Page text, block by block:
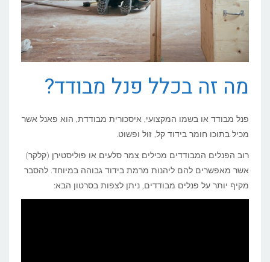
מה זה בכלל פנל מבודד?
פנל מבודד או בשמו המקצועי, איסכורית מבודדת, הוא פאנל אשר
מכיל בתוכו חומר בידוד קל, זול ופשוט.
רוב הפנלים המבודדים מכילים צמר סלעים או פוליסטירן (קלקר)
אשר מאפשרים להם ליהנות מרמת בידוד גבוהה במיוחד. להסבר
מקיף יותר על פנלים מבודדים, ניתן לצפות בסרטון הבא: